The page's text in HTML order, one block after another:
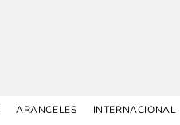
ARANCELES INTERNACIONAL